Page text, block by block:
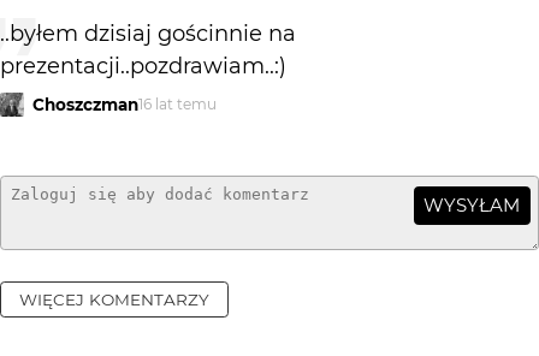
..byłem dzisiaj gościnnie na
prezentacji..pozdrawiam..:)
Choszczman16 lat temu
WYSYŁAM
WIĘCEJ KOMENTARZY